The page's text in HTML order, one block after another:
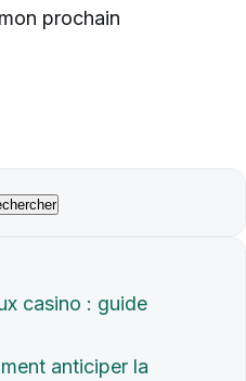
prochain
casino : guide
anticiper la